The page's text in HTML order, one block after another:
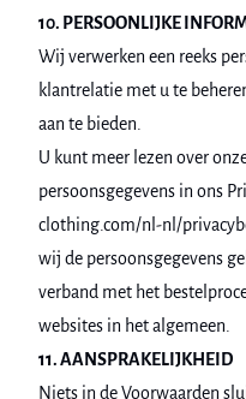
10. PERSOONLIJKE
Wij verwerken een reeks
klantrelatie met u te
aan te bieden.
U kunt meer lezen over
persoonsgegevens in ons
clothing.com/nl-nl/
wij de persoonsgegevens
verband met het
websites in het algemeen.
11. AANSPRAKELIJKHEID
Niets in de Voorwaarden